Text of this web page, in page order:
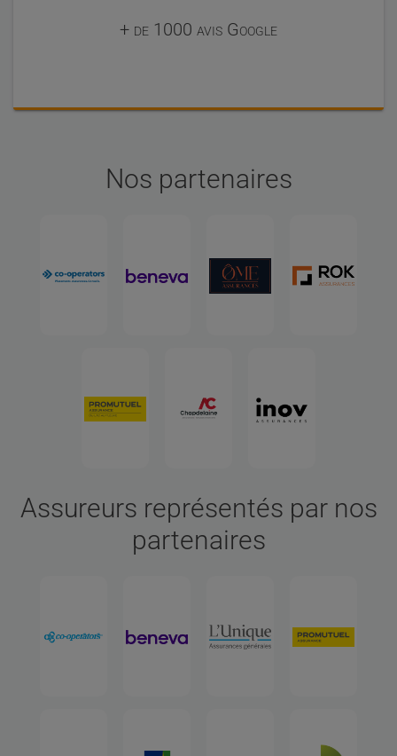
+ de 1000 avis Google
Nos partenaires
Assureurs représentés par nos
partenaires